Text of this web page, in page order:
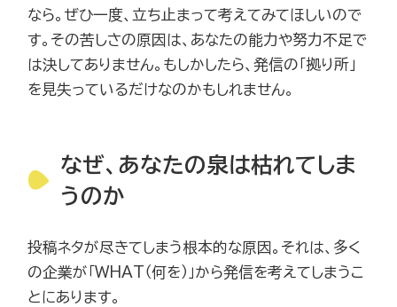
なら。ぜひ一度、立ち止まって考えてみてほしいので
す。その苦しさの原因は、あなたの能力や努力不足で
は決してありません。もしかしたら、発信の「拠り所」
を見失っているだけなのかもしれません。
なぜ、あなたの泉は枯れてしま
うのか
投稿ネタが尽きてしまう根本的な原因。それは、多く
の企業が「WHAT（何を）」から発信を考えてしまうこ
とにあります。